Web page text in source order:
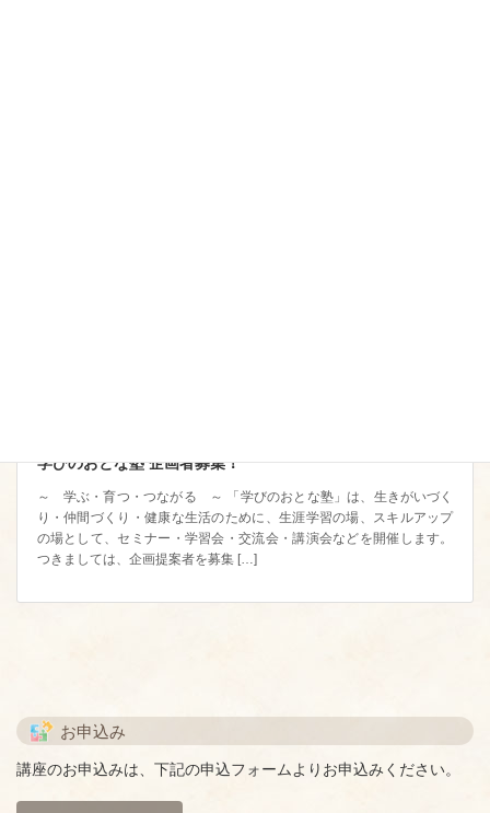
学びのおとな塾 企画者募集！
～ 学ぶ・育つ・つながる ～ 「学びのおとな塾」は、生きがいづく
り・仲間づくり・健康な生活のために、生涯学習の場、スキルアップ
の場として、セミナー・学習会・交流会・講演会などを開催します。
つきましては、企画提案者を募集 […]
お申込み
講座のお申込みは、下記の申込フォームよりお申込みください。